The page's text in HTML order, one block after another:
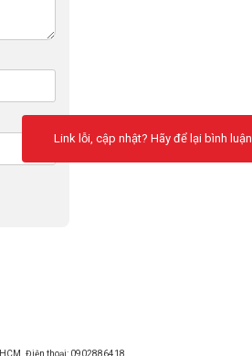
Link lỗi, cập nhật? Hãy để lại bình luận